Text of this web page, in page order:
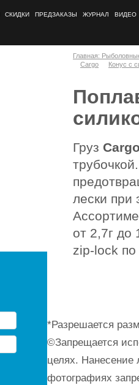
СКИДКИ ПРЕДЗАКАЗЫ ЖУРНАЛ ВИДЕО
Главная:
Cargo
Конус с
Груз
лески при
от 2,7г до
zip-lock
*Разрешается
©Запрещается
целях. Нанесение
фотографиях